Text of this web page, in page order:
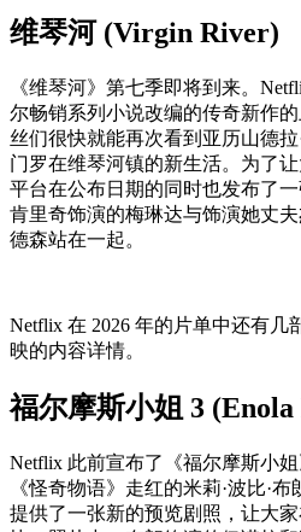
维琴河 (Virgin River)
《维琴河》第七季即将到来。
尔畅销系列小说改编的传奇新作
丝们很快就能再次看到亚历山德
门罗在维琴河镇的新生活。为了
平台在公布日期的同时也发布了
肯里奇饰演的梅琳达与饰演她丈
德森站在一起。
Netflix 在 2026 年的片单中还有几
映的内容详情。
福尔摩斯小姐 3 (Enola
Netflix 此前宣布了《福尔摩斯小
《怪奇物语》走红的米莉·波比·
提供了一张新的预览剧照，让大